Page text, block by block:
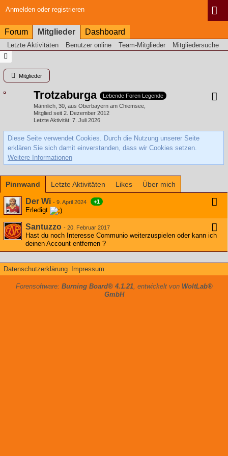
Anmelden oder registrieren
Forum Mitglieder Dashboard
Letzte Aktivitäten Benutzer online Team-Mitglieder Mitgliedersuche
Mitglieder
Trotzaburga
Lebende Foren Legende
Männlich 30 aus Oberbayern am Chiemsee
Mitglied seit 2. Dezember 2012
Letzte Aktivität 7. Juli 2026
Diese Seite verwendet Cookies. Durch die Nutzung unserer Seite
erklären Sie sich damit einverstanden, dass wir Cookies setzen.
Weitere Informationen
Pinnwand Letzte Aktivitäten Likes Über mich
Der Wi - 9. April 2024 +1
Erledigt
Santuzzo - 20. Februar 2017
Hast du noch Interesse Communio weiterzuspielen oder kann ich
deinen Account entfernen ?
Datenschutzerklärung Impressum
Forensoftware: Burning Board® 4.1.21, entwickelt von WoltLab®
GmbH